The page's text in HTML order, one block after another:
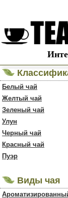
Белый чай
Желтый чай
Зеленый чай
Улун
Черный чай
Красный чай
Пуэр
Виды чая